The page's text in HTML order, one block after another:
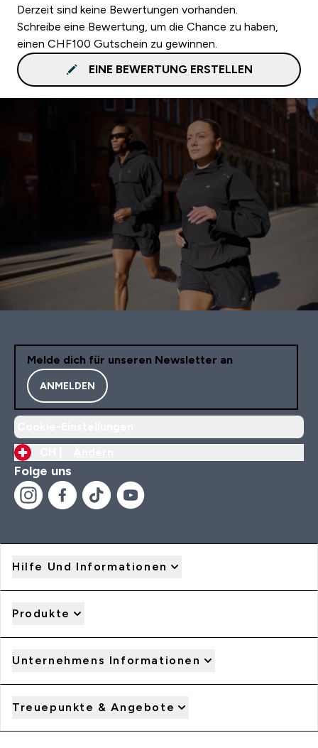
Derzeit sind keine Bewertungen vorhanden.
Schreibe eine Bewertung, um die Chance zu haben,
einen CHF100 Gutschein zu gewinnen.
EINE BEWERTUNG ERSTELLEN
Melde dich für unseren Newsletter an
ANMELDEN
Folge uns
Hilfe Und Informationen
Produkte
Unternehmens Informationen
Treuepunkte & Angebote